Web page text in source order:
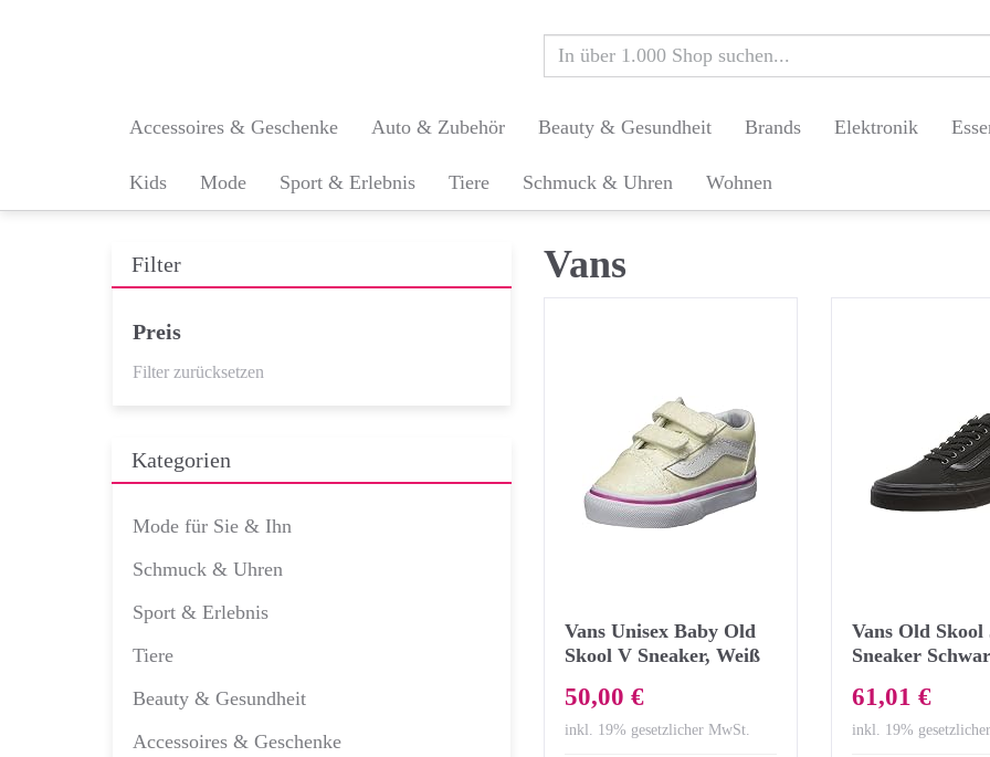
Accessoires & Geschenke Auto & Zubehör Beauty & Gesundheit Brands Elektronik
Kids Mode Sport & Erlebnis Tiere Schmuck & Uhren Wohnen
Vans
Vans Unisex Baby Old
Skool V Sneaker, Weiß
50,00 €
inkl. 19% gesetzlicher MwSt.
Vans Old Skool
Sneaker
61,01 €
inkl. 19%
Filter
Preis
Filter zurücksetzen
Kategorien
Mode für Sie & Ihn
Schmuck & Uhren
Sport & Erlebnis
Tiere
Beauty & Gesundheit
Accessoires & Geschenke